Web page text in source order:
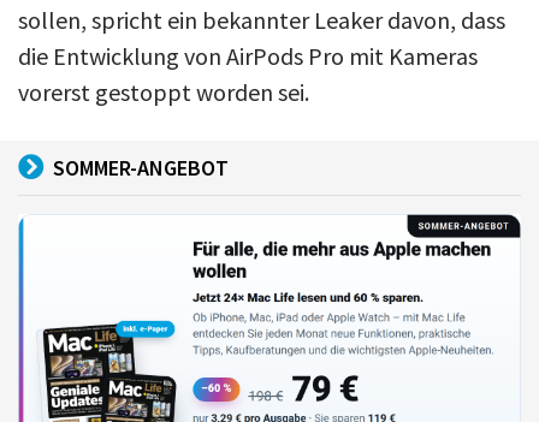
sollen, spricht ein bekannter Leaker davon, dass
die Entwicklung von AirPods Pro mit Kameras
vorerst gestoppt worden sei.
SOMMER-ANGEBOT